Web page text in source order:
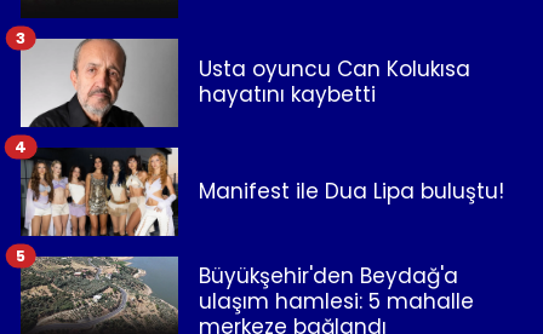
Usta oyuncu Can Kolukısa
hayatını kaybetti
3
Manifest ile Dua Lipa buluştu!
4
Büyükşehir'den Beydağ'a
ulaşım hamlesi: 5 mahalle
merkeze bağlandı
5